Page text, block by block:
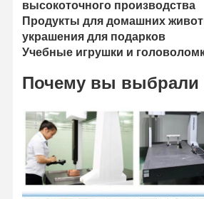
высокоточного производства
Продукты для домашних
украшения для подарков
Учебные игрушки и
Почему вы выбрали